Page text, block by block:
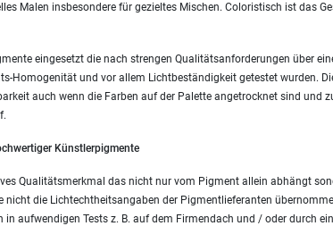
Malen insbesondere für gezieltes Mischen. Coloristisch ist das
eingesetzt die nach strengen Qualitätsanforderungen über
Homogenität und vor allem Lichtbeständigkeit getestet wurden.
auch wenn die Farben auf der Palette angetrocknet sind und
Künstlerpigmente
Qualitätsmerkmal das nicht nur vom Pigment allein abhängt
nicht die Lichtechtheitsangaben der Pigmentlieferanten
in aufwendigen Tests z. B. auf dem Firmendach und / oder durch